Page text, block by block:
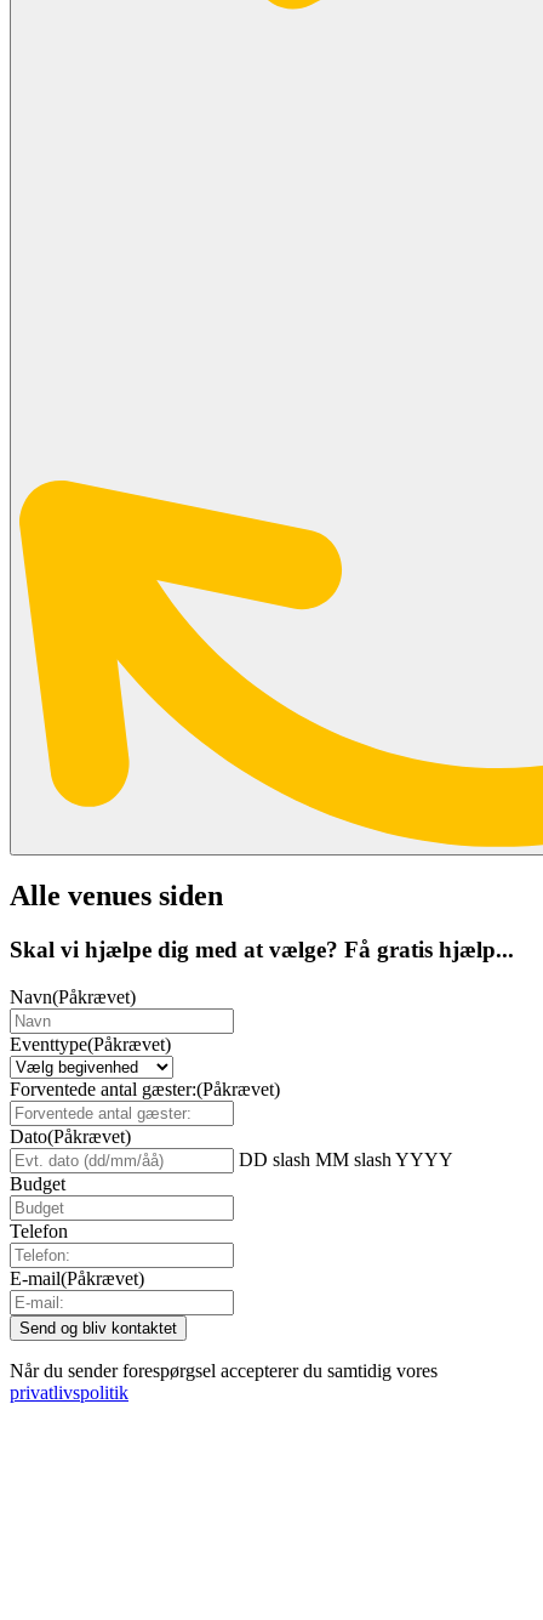
Alle venues siden
Skal vi hjælpe dig med at vælge? Få gratis hjælp...
Navn(Påkrævet)
Eventtype(Påkrævet)
Forventede antal gæster:(Påkrævet)
Dato(Påkrævet)
DD slash MM slash YYYY
Budget
Telefon
E-mail(Påkrævet)
Når du sender forespørgsel accepterer du samtidig vores
privatlivspolitik